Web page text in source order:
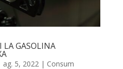
LA GASOLINA
ag. 5, 2022| Consum